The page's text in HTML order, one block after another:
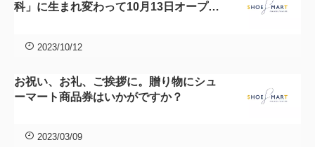
科」に生まれ変わって10月13日オープ
2023/10/12
お祝い、お礼、ご挨拶に。贈り物にシュ
ーマート商品券はいかがですか？
2023/03/09